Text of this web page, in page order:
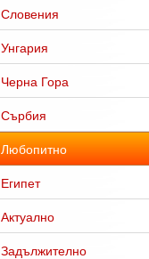
Словения
Унгария
Черна Гора
Сърбия
Любопитно
Египет
Актуално
Задължително